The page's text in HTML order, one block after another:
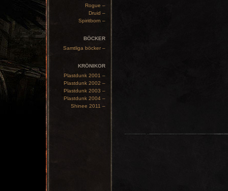
Rogue –
Druid –
Spiritborn –
BÖCKER
Samtliga böcker –
KRÖNIKOR
Plastdunk 2001 –
Plastdunk 2002 –
Plastdunk 2003 –
Plastdunk 2004 –
Shinee 2011 –